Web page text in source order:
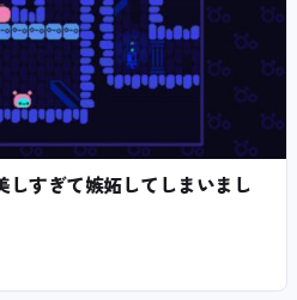
しすぎて嫉妬してしまいまし